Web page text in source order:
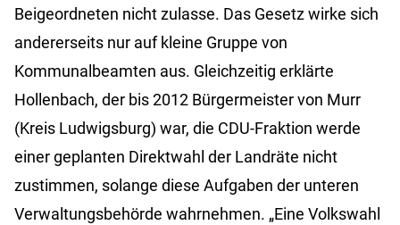
Beigeordneten nicht zulasse. Das Gesetz wirke sich
andererseits nur auf kleine Gruppe von
Kommunalbeamten aus. Gleichzeitig erklärte
Hollenbach, der bis 2012 Bürgermeister von Murr
(Kreis Ludwigsburg) war, die CDU-Fraktion werde
einer geplanten Direktwahl der Landräte nicht
zustimmen, solange diese Aufgaben der unteren
Verwaltungsbehörde wahrnehmen. „Eine Volkswahl